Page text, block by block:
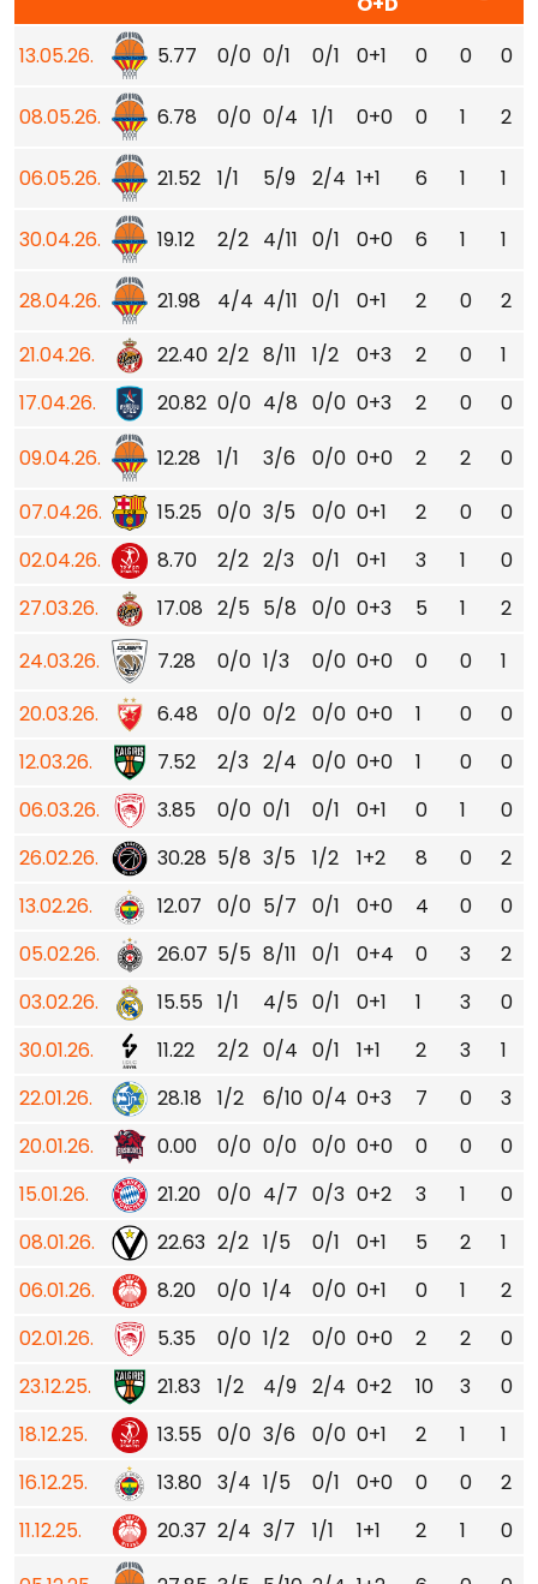
13.05.26. 5.77 0/0 0/1 0/1 0+1 0 0 0
08.05.26. 6.78 0/0 0/4 1/1 0+0 0 1 2
06.05.26. 21.52 1/1 5/9 2/4 1+1 6 1 1
30.04.26. 19.12 2/2 4/11 0/1 0+0 6 1 1
28.04.26. 21.98 4/4 4/11 0/1 0+1 2 0
2
21.04.26.
22.40 2/2 8/11 1/2 0+3 2 0
1
17.04.26.
20.82 0/0 4/8 0/0 0+3 2 0
0
09.04.26.
12.28 1/1 3/6 0/0 0+0 2 2
0
07.04.26.
15.25 0/0 3/5 0/0 0+1 2 0
0
02.04.26.
8.70 2/2 2/3 0/1 0+1 3 1
0
27.03.26.
17.08 2/5 5/8 0/0 0+3 5 1
2
24.03.26.
7.28 0/0 1/3 0/0 0+0 0 0
1
20.03.26.
6.48 0/0 0/2 0/0 0+0 1 0
0
12.03.26.
7.52 2/3 2/4 0/0 0+0 1 0
0
06.03.26.
3.85 0/0 0/1 0/1 0+1 0 1
0
26.02.26.
30.28 5/8 3/5 1/2 1+2 8 0
2
13.02.26.
12.07 0/0 5/7 0/1 0+0 4 0
0
05.02.26.
26.07 5/5 8/11 0/1 0+4 0 3
2
03.02.26.
15.55 1/1 4/5 0/1 0+1 1 3
0
30.01.26.
11.22 2/2 0/4 0/1 1+1 2 3
1
22.01.26.
28.18 1/2 6/10 0/4 0+3 7 0
3
20.01.26.
0.00 0/0 0/0 0/0 0+0 0 0
0
15.01.26.
21.20 0/0 4/7 0/3 0+2 3 1
0
08.01.26.
22.63 2/2 1/5 0/1 0+1 5 2
1
06.01.26.
8.20 0/0 1/4 0/0 0+1 0 1
2
02.01.26.
5.35 0/0 1/2 0/0 0+0 2 2
0
23.12.25.
21.83 1/2 4/9 2/4 0+2 10 3
0
18.12.25.
13.55 0/0 3/6 0/0 0+1 2 1
1
16.12.25.
13.80 3/4 1/5 0/1 0+0 0 0
2
11.12.25.
20.37 2/4 3/7 1/1 1+1 2 1
0